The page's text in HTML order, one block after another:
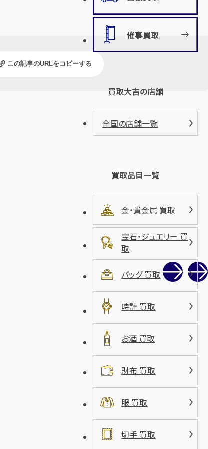
この記事のURLをコピーする
催事買取
買取大吉の店舗
全国の店舗一覧
買取品目一覧
金・貴金属 買取
宝石・ジュエリー 買
取
バッグ 買取
時計 買取
お酒 買取
財布 買取
服 買取
切手 買取